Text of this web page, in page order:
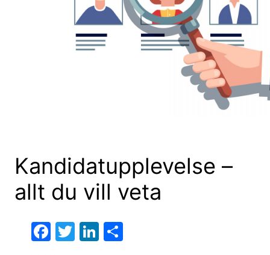
Kandidatupplevelse –
allt du vill veta
F
T
Li